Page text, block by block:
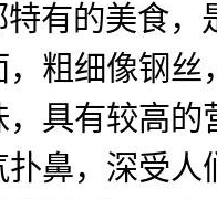
有的美食
粗细像钢
具有较高
鼻，深受